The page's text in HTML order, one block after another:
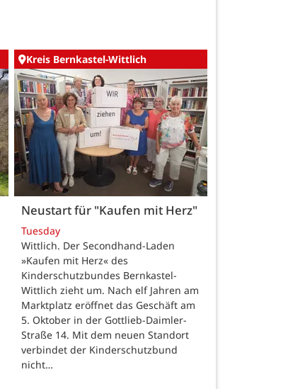
Kreis Bernkastel-Wittlich
Neustart für "Kaufen mit Herz"
Tuesday
Wittlich. Der Secondhand-Laden
»Kaufen mit Herz« des
Kinderschutzbundes Bernkastel-
Wittlich zieht um. Nach elf Jahren am
Marktplatz eröffnet das Geschäft am
5. Oktober in der Gottlieb-Daimler-
Straße 14. Mit dem neuen Standort
verbindet der Kinderschutzbund
nicht…